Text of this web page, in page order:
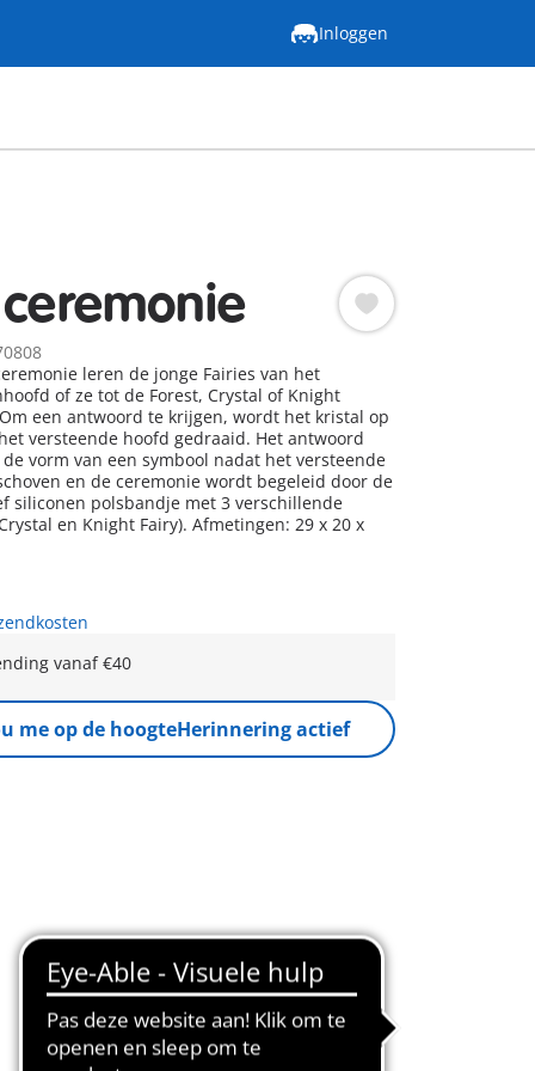
Inloggen
leren de jonge Fairies van het
of ze tot de Forest, Crystal of Knight
een ​​antwoord te krijgen, wordt het kristal op
versteende hoofd gedraaid. Het antwoord
vorm van een symbool nadat het versteende
en de ceremonie wordt begeleid door de
siliconen polsbandje met 3 verschillende
en Knight Fairy). Afmetingen: 29 x 20 x
vanaf €40
me op de hoogteHerinnering actief